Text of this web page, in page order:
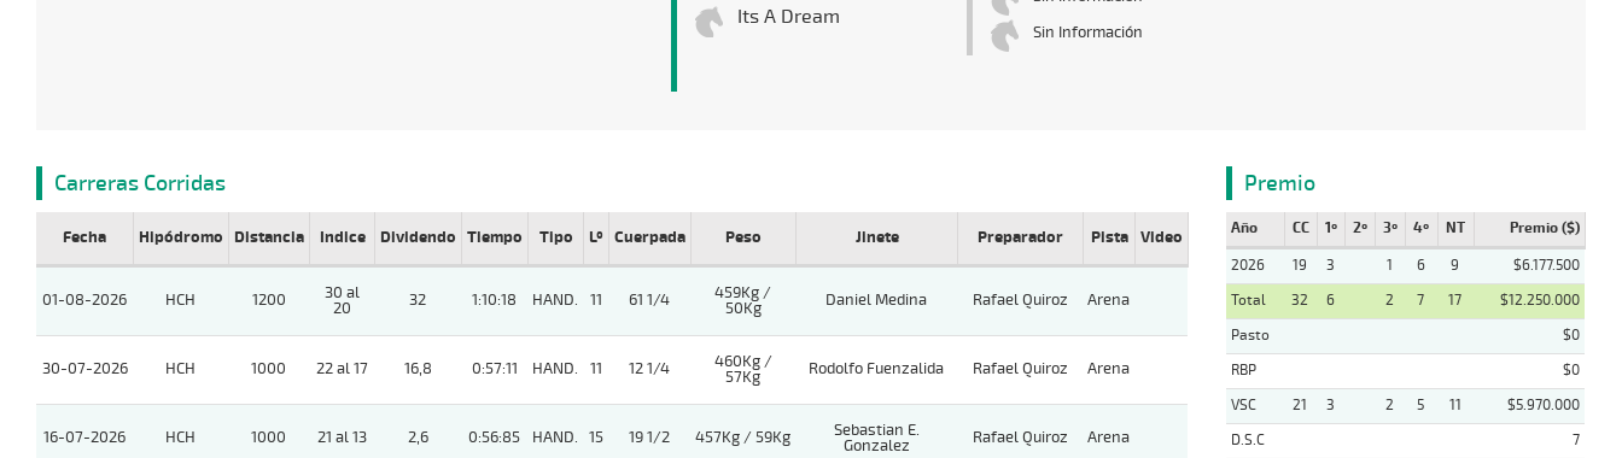
Its A Dream
Sin Información
Carreras Corridas
Fecha Hipódromo Distancia Indice Dividendo Tiempo Tipo Lº Cuerpada Peso Jinete Preparador Pista Video
01-08-2026 HCH 1200
30 al
20
32 1:10:18 HAND. 11 61 1/4
459Kg /
50Kg
Daniel Medina Rafael Quiroz Arena
30-07-2026 HCH 1000 22 al 17 16,8 0:57:11 HAND. 11 12 1/4
460Kg /
57Kg
Rodolfo Fuenzalida Rafael Quiroz Arena
16-07-2026 HCH 1000 21 al 13 2,6 0:56:85 HAND. 15 19 1/2 457Kg / 59Kg
Sebastian E.
Gonzalez
Rafael Quiroz Arena
Premio
Año CC 1º 2º 3º 4º NT Premio ($)
2026 19 3 1 6 9
$6.177.500
Total
32 6 2 7 17
$12.250.000
Pasto
$0
RBP
$0
VSC
21 3 2 5 11
$5.970.000
D.S.C
7